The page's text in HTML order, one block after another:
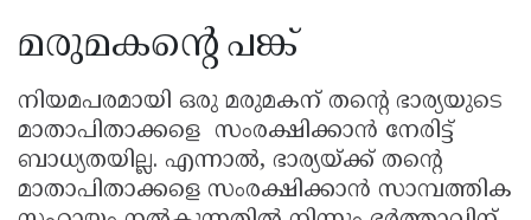
മരുമകന്റെ പങ്ക്
നിയമപരമായി ഒരു മരുമകന് തന്റെ ഭാര്യയുടെ
മാതാപിതാക്കളെ സംരക്ഷിക്കാൻ നേരിട്ട്
ബാധ്യതയില്ല. എന്നാൽ, ഭാര്യയ്ക്ക് തന്റെ
മാതാപിതാക്കളെ സംരക്ഷിക്കാൻ സാമ്പത്തിക